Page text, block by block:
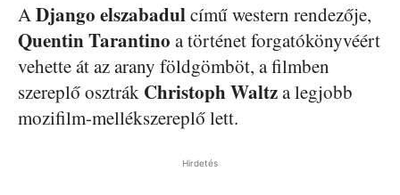
ADjango elszabadulcímű western rendezője,
Quentin Tarantino a történet forgatókönyvéért
vehette át az arany földgömböt, a filmben
szereplő osztrák Christoph Waltza legjobb
mozifilm-mellékszereplő lett.
Hirdetés